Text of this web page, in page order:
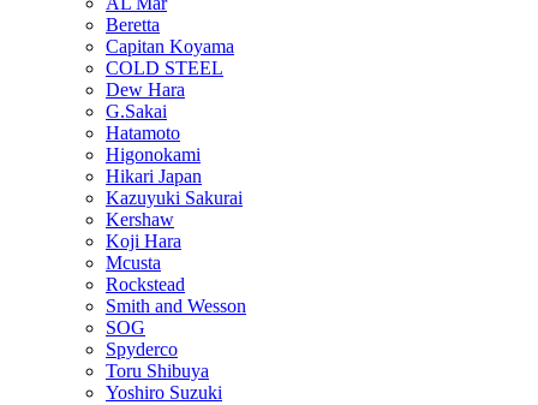
Beretta
Capitan Koyama
COLD STEEL
Dew Hara
G.Sakai
Hatamoto
Higonokami
Hikari Japan
Kazuyuki Sakurai
Kershaw
Koji Hara
Mcusta
Rockstead
Smith and Wesson
SOG
Spyderco
Toru Shibuya
Yoshiro Suzuki